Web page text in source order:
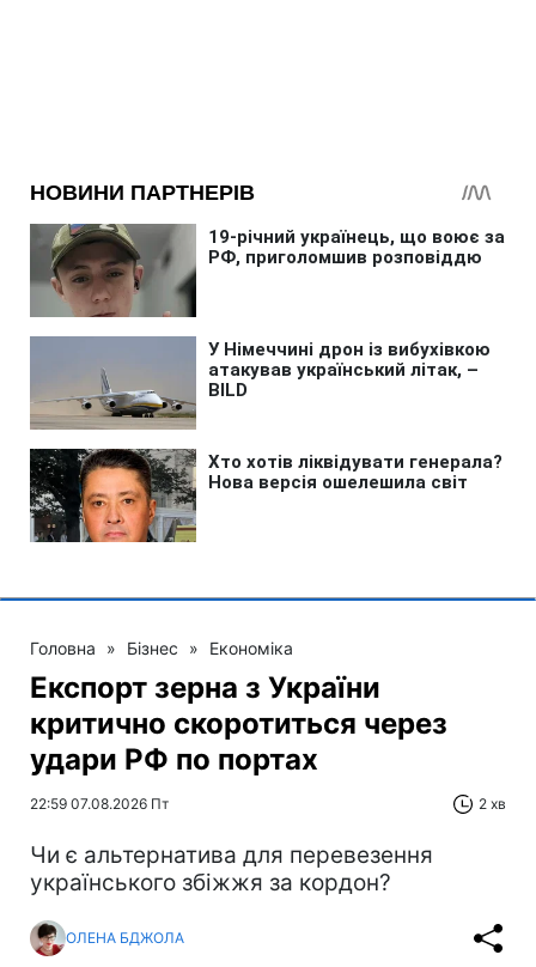
Головна » Бізнес » Економіка
Експорт зерна з України
критично скоротиться через
удари РФ по портах
22:59 07.08.2026 Пт 2 хв
Чи є альтернатива для перевезення
українського збіжжя за кордон?
ОЛЕНА БДЖОЛА